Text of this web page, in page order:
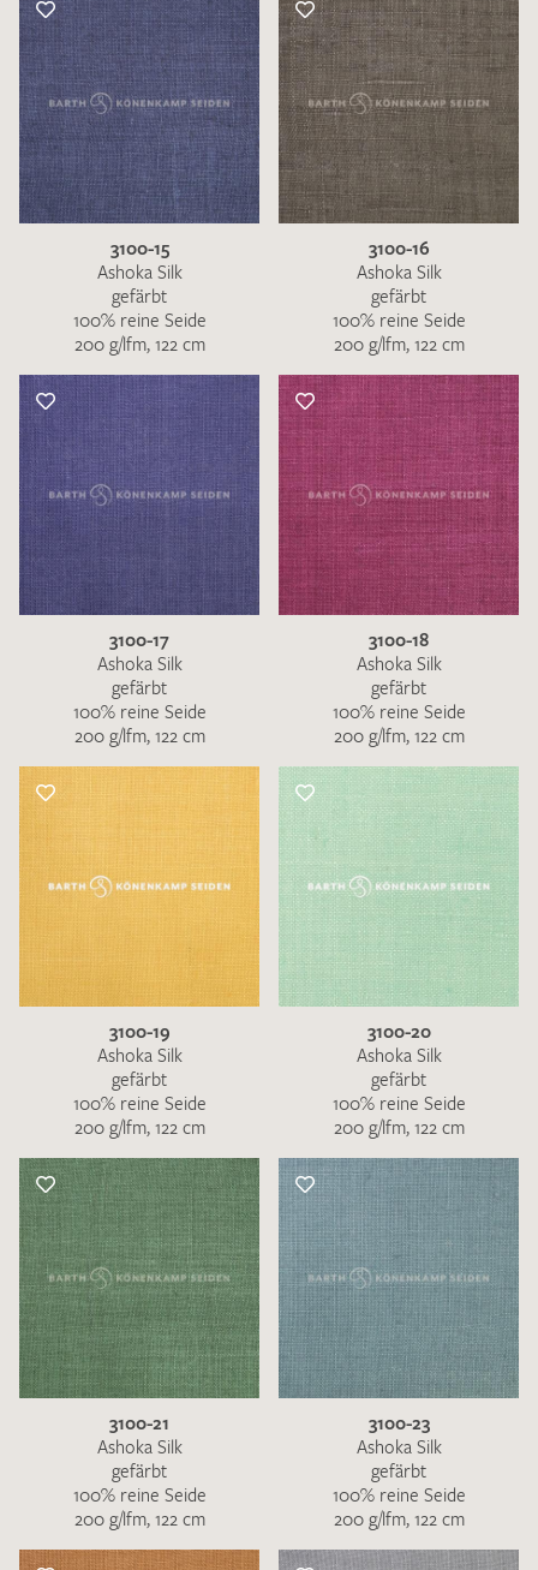
3100-15
Ashoka Silk
gefärbt
100% reine Seide
200 g/lfm, 122 cm
3100-16
Ashoka Silk
gefärbt
100% reine Seide
200 g/lfm, 122 cm
3100-17
Ashoka Silk
gefärbt
100% reine Seide
200 g/lfm, 122 cm
3100-18
Ashoka Silk
gefärbt
100% reine Seide
200 g/lfm, 122 cm
3100-19
Ashoka Silk
gefärbt
100% reine Seide
200 g/lfm, 122 cm
3100-20
Ashoka Silk
gefärbt
100% reine Seide
200 g/lfm, 122 cm
3100-21
Ashoka Silk
gefärbt
100% reine Seide
200 g/lfm, 122 cm
3100-23
Ashoka Silk
gefärbt
100% reine Seide
200 g/lfm, 122 cm